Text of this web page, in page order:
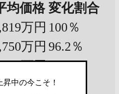
均価格 変化割合
万円 100％
万円 96.2％
万円92.4％
万円88.6％
中の今こそ！